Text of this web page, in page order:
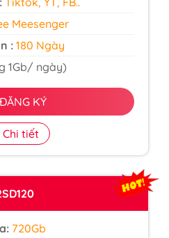
Meesenger
:180 Ngày
1Gb/ ngày)
KÝ
tiết
720Gb